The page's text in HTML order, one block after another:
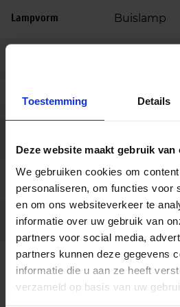
Toestemming Details
Deze website maakt gebruik van
We gebruiken cookies om
personaliseren, om functies voor
en om ons websiteverkeer te
informatie over uw gebruik van
partners voor social media,
partners kunnen deze gegevens
informatie die u aan ze heeft
verzameld op basis van uw
Lampvorm Buislamp
Dimbaar Niet dimbaar
Code 17989015
Ean code